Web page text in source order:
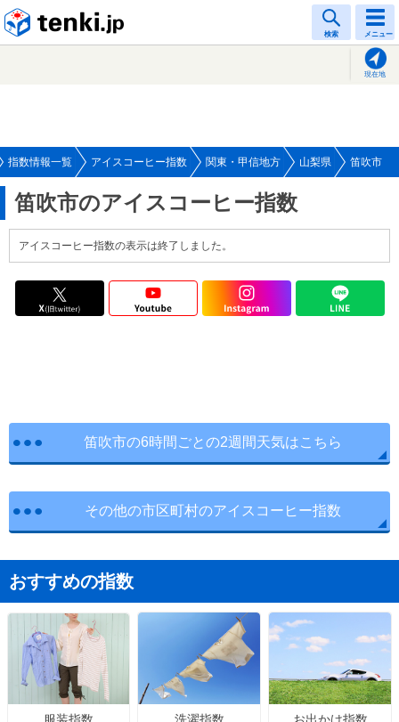
検索 メニュー
現在地
指数情報一覧 アイスコーヒー指数 関東・甲信地方 山梨県 笛吹市
笛吹市のアイスコーヒー指数
アイスコーヒー指数の表示は終了しました。
笛吹市の6時間ごとの2週間天気はこちら
その他の市区町村のアイスコーヒー指数
おすすめの指数
洗濯指数 お出かけ指数